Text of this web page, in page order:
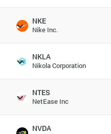
NKE
Nike Inc.
NKLA
Nikola Corporation
NTES
NetEase Inc
NVDA